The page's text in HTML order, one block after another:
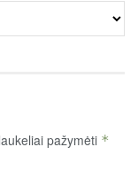
pažymėti *